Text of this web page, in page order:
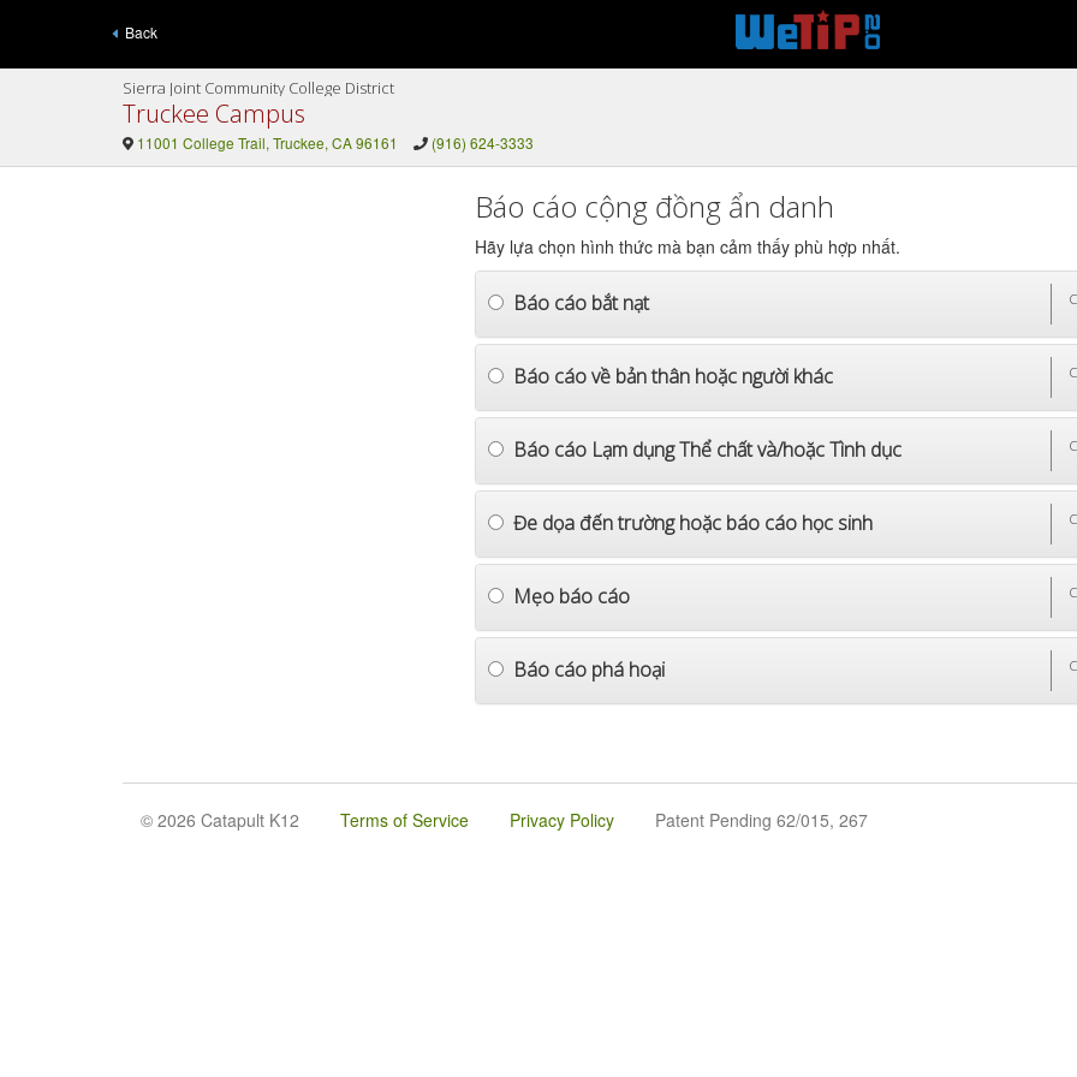
Back
Sierra Joint Community College District
Truckee Campus
11001 College Trail, Truckee, CA 96161 (916) 624-3333
Báo cáo cộng đồng ẩn danh
Hãy lựa chọn hình thức mà bạn cảm thấy phù hợp nhất.
Báo cáo bắt nạt
Báo cáo về bản thân hoặc người khác
Báo cáo Lạm dụng Thể chất và/hoặc Tình dục
Đe dọa đến trường hoặc báo cáo học sinh
Mẹo báo cáo
Báo cáo phá hoại
© 2026 Catapult K12 Terms of Service Privacy Policy Patent Pending 62/015, 267